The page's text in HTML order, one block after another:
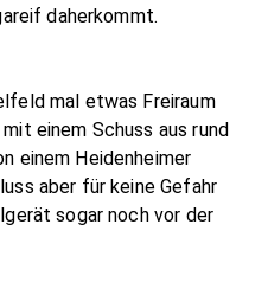
daherkommt.
mal etwas Freiraum
einem Schuss aus rund
einem Heidenheimer
aber für keine Gefahr
sogar noch vor der